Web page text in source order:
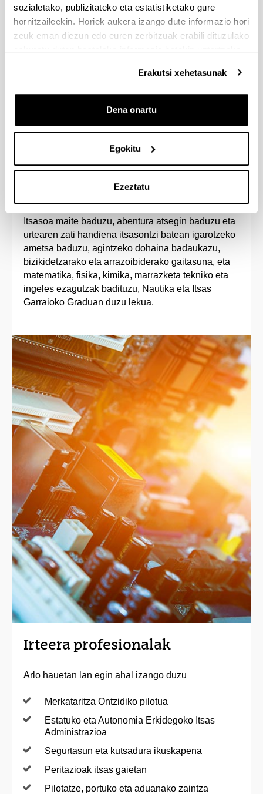
sozialetako, publizitateko eta estatistiketako gure
hornitzaileekin. Horiek aukera izango dute informazio hori
zeuk eman diezun edo euren zerbitzuak erabili dituzulako
eskuratu duten bestelako informazio batekin uztartzeko.
Erakutsi xehetasunak
Dena onartu
Egokitu
Ezeztatu
aukera handiak dauzkana. Erantzukizuneko
lanpostuetan jardun ahal izango zara itsas
administrazioan zein itsas eta lehorreko
instalazioetan.
praktikak bertan egin ditzazun.
gradu bikoitza lor dezakezu Itsasketa eta Nautika
Sarrera-profila
Itsasoa maite baduzu, abentura atsegin baduzu eta
urtearen zati handiena itsasontzi batean igarotzeko
ametsa baduzu, agintzeko dohaina badaukazu,
bizikidetzarako eta arrazoibiderako gaitasuna, eta
matematika, fisika, kimika, marrazketa tekniko eta
ingeles ezagutzak badituzu, Nautika eta Itsas
Garraioko Graduan duzu lekua.
Irteera profesionalak
Arlo hauetan lan egin ahal izango duzu
Merkataritza Ontzidiko pilotua
Estatuko eta Autonomia Erkidegoko Itsas
Administrazioa
Segurtasun eta kutsadura ikuskapena
Peritazioak itsas gaietan
Pilotatze, portuko eta aduanako zaintza